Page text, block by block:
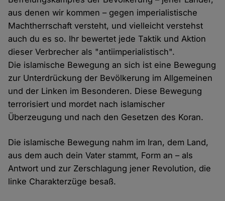
aus denen wir kommen – gegen imperialistische
Machtherrschaft versteht, und vielleicht verstehst
auch du es so. Ihr bewertet jede Taktik und Aktion
dieser Verbrecher als "antiimperialistisch".
Die islamische Bewegung an sich ist eine Bewegung
zur Unterdrückung der Bevölkerung im Allgemeinen
und der Linken im Besonderen. Diese Bewegung
terrorisiert und mordet nach islamischer
Überzeugung und nach den Gesetzen des Koran.
Die islamische Bewegung nahm im Iran, dem Land,
aus dem auch dein Vater stammt, Form an – als
Antwort und zur Zerschlagung jener Revolution, die
linke Charakterzüge besaß.